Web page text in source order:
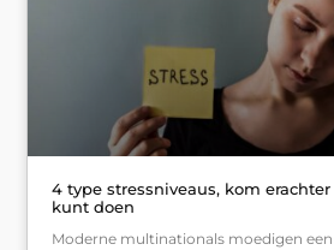
4 type stressniveaus, kom
kunt doen
Moderne multinationals moedigen